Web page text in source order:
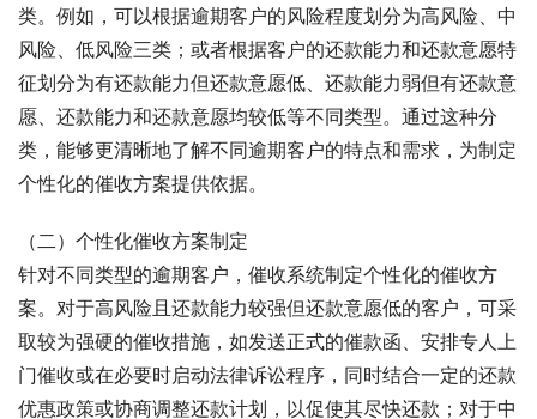
类。例如，可以根据逾期客户的风险程度划分为高风险、中
风险、低风险三类；或者根据客户的还款能力和还款意愿特
征划分为有还款能力但还款意愿低、还款能力弱但有还款意
愿、还款能力和还款意愿均较低等不同类型。通过这种分
类，能够更清晰地了解不同逾期客户的特点和需求，为制定
个性化的催收方案提供依据。
（二）个性化催收方案制定
针对不同类型的逾期客户，催收系统制定个性化的催收方
案。对于高风险且还款能力较强但还款意愿低的客户，可采
取较为强硬的催收措施，如发送正式的催款函、安排专人上
门催收或在必要时启动法律诉讼程序，同时结合一定的还款
优惠政策或协商调整还款计划，以促使其尽快还款；对于中